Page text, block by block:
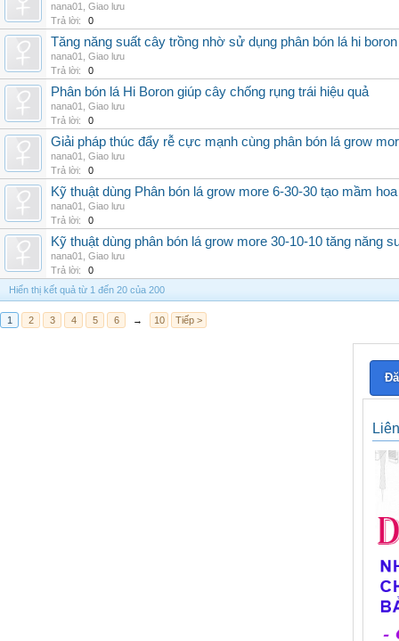
nana01
Giao lưu
Trả lời:
0
Tăng năng suất cây trồng nhờ sử dụng phân bón lá hi
nana01
Giao lưu
Trả lời:
0
Phân bón lá Hi Boron giúp cây chống rụng trái hiệu quả
nana01
Giao lưu
Trả lời:
0
Giải pháp thúc đẩy rễ cực mạnh cùng phân bón lá grow
nana01
Giao lưu
Trả lời:
0
Kỹ thuật dùng Phân bón lá grow more 6-30-30 tạo mầm hoa
nana01
Giao lưu
Trả lời:
0
Kỹ thuật dùng phân bón lá grow more 30-10-10 tăng năng
nana01
Giao lưu
Trả lời:
0
Hiển thị kết quả từ 1 đến 20 của 200
1 2 3 4 5 6 → 10 Tiếp >